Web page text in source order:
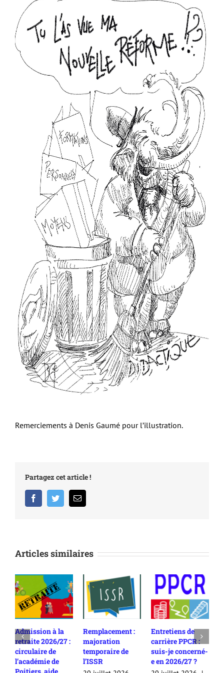
Remerciements à Denis Gaumé pour l’illustration.
Partagez cet article !
FacebookTwitterEmail
Articles similaires
à la
27 :
de
de
Remplacement :
majoration
temporaire de
l’ISSR
Entretiens de
carrière PPCR :
suis-je concerné-
e en 2026/27 ?
Rendez-
carrière en
2025/26 :
comment